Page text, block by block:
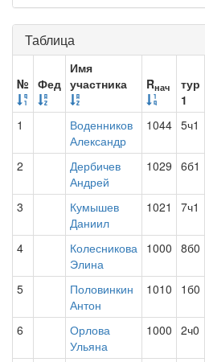
Таблица
№ Фед
Имя
участника
Rнач
тур
1
1
Воденников
Александр
1044 5ч1
2
Дербичев
Андрей
1029 6б1
3
Кумышев
Даниил
1021 7ч1
4
Колесникова
Элина
1000 8б0
5
Половинкин
Антон
1010 1б0
6
Орлова
Ульяна
1000 2ч0